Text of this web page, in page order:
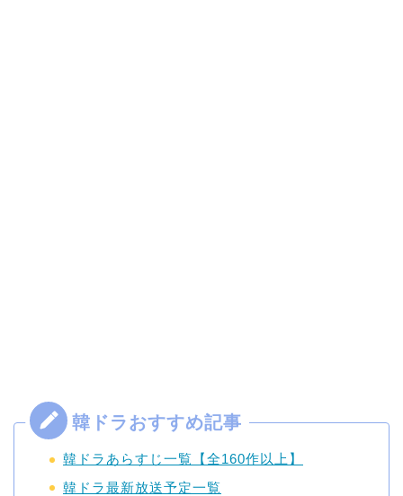
韓ドラあらすじ一覧【全160作以上】
韓ドラ最新放送予定一覧